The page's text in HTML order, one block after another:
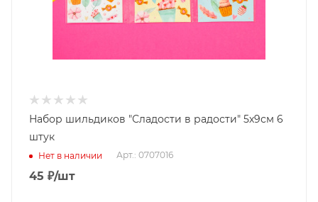
Набор шильдиков "Сладости в радости" 5х9см 6
штук
Нет в наличии Арт.: 0707016
45 ₽/шт